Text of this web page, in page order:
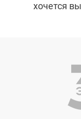
хочется
солнце
20
которые не